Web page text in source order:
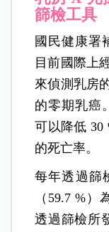
篩檢工具
國民健康署
目前國際上
來偵測乳房
的零期乳癌
可以降低 30
的死亡率。
每年透過篩
（59.7 %
透過篩檢所